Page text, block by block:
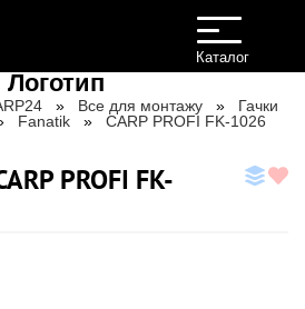
Toggle
navigation
Каталог
Все для монтажу
Гачки
Fanatik CARP PROFI FK-1026
PROFI FK-